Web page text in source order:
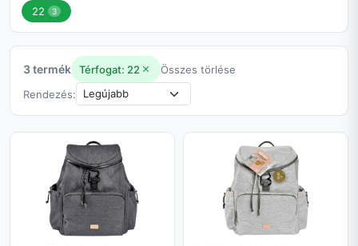
22 3
3 termék Térfogat: 22
Összes törlése
Rendezés: